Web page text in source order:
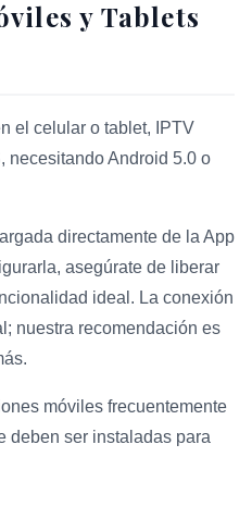
y Tablets
el celular o tablet, IPTV
necesitando Android 5.0 o
directamente de la App
asegúrate de liberar
ideal. La conexión
nuestra recomendación es
móviles frecuentemente
deben ser instaladas para